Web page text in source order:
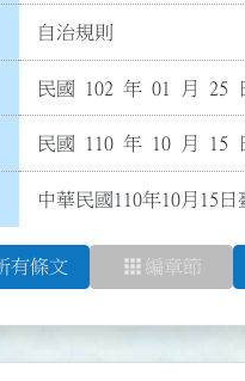
自治規則
民國 102 年 01 月 25
民國 110 年 10 月 15
中華民國110年10月15
有條文 apps 編章節